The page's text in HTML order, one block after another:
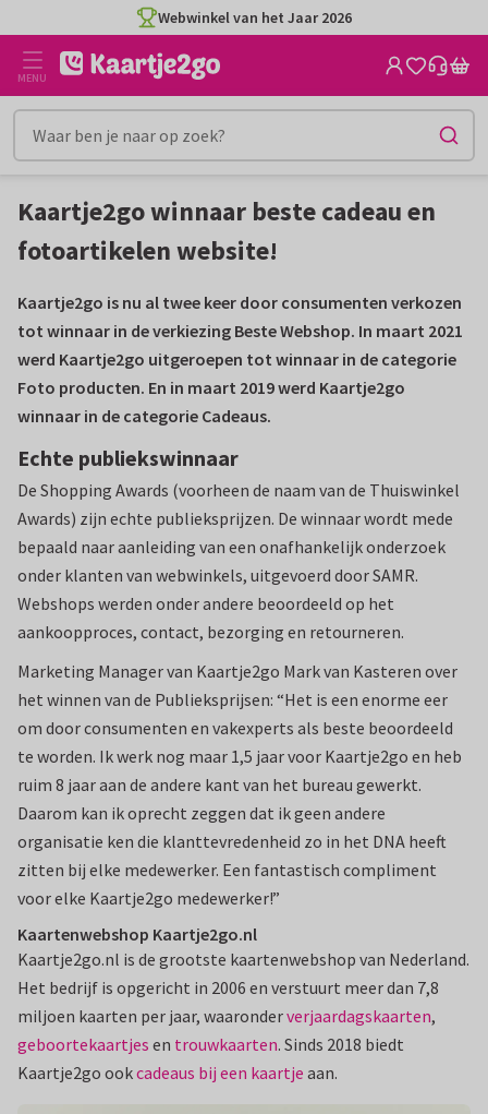
naar
inhoud
naar
het
filter
Webwinkel van het Jaar 2026
MENU
Kaartje2go winnaar beste cadeau en
fotoartikelen website!
Kaartje2go is nu al twee keer door consumenten verkozen
tot winnaar in de verkiezing Beste Webshop. In maart 2021
werd Kaartje2go uitgeroepen tot winnaar in de categorie
Foto producten. En in maart 2019 werd Kaartje2go
winnaar in de categorie Cadeaus.
Echte publiekswinnaar
De Shopping Awards (voorheen de naam van de Thuiswinkel
Awards) zijn echte publieksprijzen. De winnaar wordt mede
bepaald naar aanleiding van een onafhankelijk onderzoek
onder klanten van webwinkels, uitgevoerd door SAMR.
Webshops werden onder andere beoordeeld op het
aankoopproces, contact, bezorging en retourneren.
Marketing Manager van Kaartje2go Mark van Kasteren over
het winnen van de Publieksprijsen: “Het is een enorme eer
om door consumenten en vakexperts als beste beoordeeld
te worden. Ik werk nog maar 1,5 jaar voor Kaartje2go en heb
ruim 8 jaar aan de andere kant van het bureau gewerkt.
Daarom kan ik oprecht zeggen dat ik geen andere
organisatie ken die klanttevredenheid zo in het DNA heeft
zitten bij elke medewerker. Een fantastisch compliment
voor elke Kaartje2go medewerker!”
Kaartenwebshop Kaartje2go.nl
Kaartje2go.nl is de grootste kaartenwebshop van Nederland.
Het bedrijf is opgericht in 2006 en verstuurt meer dan 7,8
miljoen kaarten per jaar, waaronderverjaardagskaarten,
geboortekaartjes en trouwkaarten. Sinds 2018 biedt
Kaartje2go ookcadeaus bij een kaartje aan.